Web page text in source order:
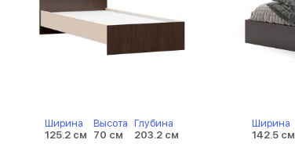
Ширина
125.2 см
Высота
70 см
Глубина
203.2 см
Ширина
142.5 см